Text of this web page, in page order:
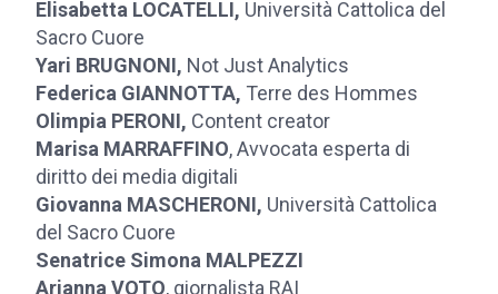
Elisabetta LOCATELLI, Università Cattolica del
Sacro Cuore
Yari BRUGNONI, Not Just Analytics
Federica GIANNOTTA, Terre des Hommes
Olimpia PERONI, Content creator
Marisa MARRAFFINO, Avvocata esperta di
diritto dei media digitali
Giovanna MASCHERONI, Università Cattolica
del Sacro Cuore
Senatrice Simona MALPEZZI
Arianna VOTO, giornalista RAI